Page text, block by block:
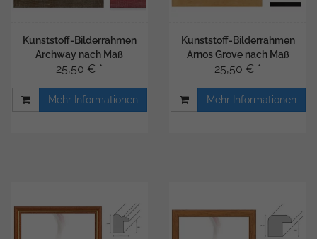
Kunststoff-Bilderrahmen
Archway nach Maß
25,50 € *
Mehr Informationen
Kunststoff-Bilderrahmen
Arnos Grove nach Maß
25,50 € *
Mehr Informationen